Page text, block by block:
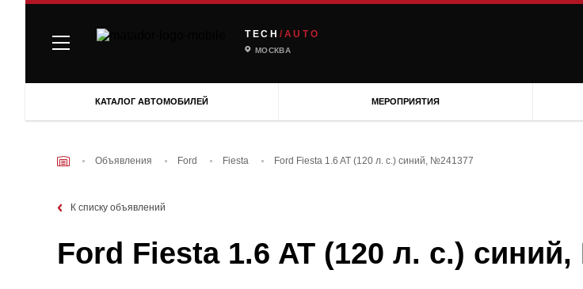
TECH /AUTO
МОСКВА
КАТАЛОГ АВТОМОБИЛЕЙ МЕРОПРИЯТИЯ
Объявления Ford Fiesta Ford Fiesta 1.6 AT (120 л. с.) синий, №241377
К списку объявлений
Ford Fiesta 1.6 AT (120 л. с.)